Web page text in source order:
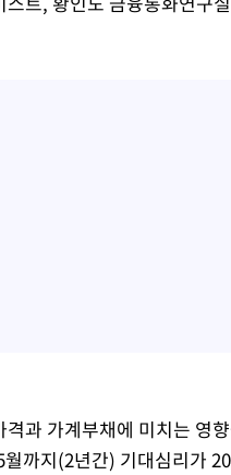
과 가계부채에 미치는 영
까지(2년간) 기대심리가